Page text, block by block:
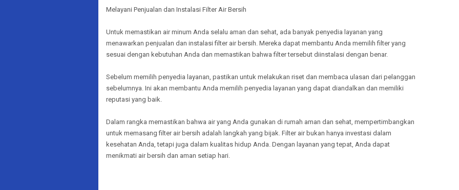
Melayani Penjualan dan Instalasi Filter Air Bersih
Untuk memastikan air minum Anda selalu aman dan sehat, ada banyak penyedia layanan yang
menawarkan penjualan dan instalasi filter air bersih. Mereka dapat membantu Anda memilih filter yang
sesuai dengan kebutuhan Anda dan memastikan bahwa filter tersebut diinstalasi dengan benar.
Sebelum memilih penyedia layanan, pastikan untuk melakukan riset dan membaca ulasan dari pelanggan
sebelumnya. Ini akan membantu Anda memilih penyedia layanan yang dapat diandalkan dan memiliki
reputasi yang baik.
Dalam rangka memastikan bahwa air yang Anda gunakan di rumah aman dan sehat, mempertimbangkan
untuk memasang filter air bersih adalah langkah yang bijak. Filter air bukan hanya investasi dalam
kesehatan Anda, tetapi juga dalam kualitas hidup Anda. Dengan layanan yang tepat, Anda dapat
menikmati air bersih dan aman setiap hari.